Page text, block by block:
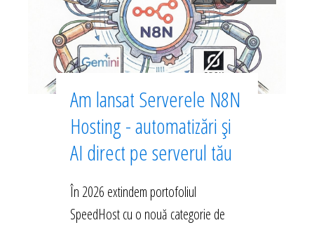
Am lansat Serverele N8N
Hosting - automatizări și
AI direct pe serverul tău
În 2026 extindem portofoliul
SpeedHost cu o nouă categorie de